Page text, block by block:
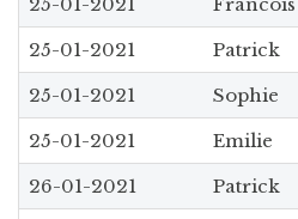
25-01-2021
Patrick
25-01-2021
Sophie
25-01-2021
Emilie
26-01-2021
Patrick